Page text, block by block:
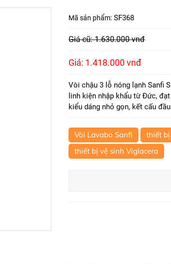
Mã sản phẩm: SF368
Giá cũ: 1.630.000 vnđ
Giá: 1.418.000 vnđ
Vòi chậu 3 lỗ nóng lạnh Sanfi
linh kiện nhập khẩu từ Đức,
kiểu dáng nhỏ gọn, kết cấu
Vòi Lavabo Sanfi thiết
thiết bị vệ sinh Viglacera